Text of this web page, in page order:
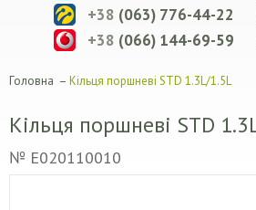
+38 (063) 776-44-22
+38 (066) 144-69-59
Головна – Кільця поршневі STD 1.3L/1.5L
Кільця поршневі STD
№ E020110010